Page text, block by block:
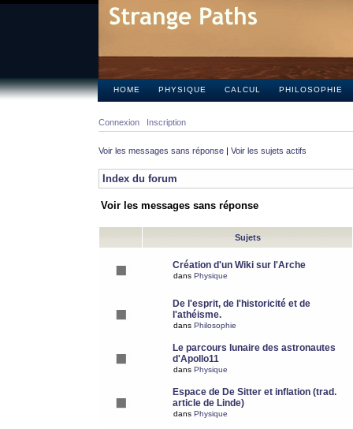
HOME PHYSIQUE CALCUL PHILOSOPHIE
Connexion Inscription
Voir les messages sans réponse | Voir les sujets actifs
Index du forum
Voir les messages sans réponse
Sujets
Création d'un Wiki sur l'Arche
dans Physique
De l'esprit, de l'historicité et de
l'athéisme.
dans Philosophie
Le parcours lunaire des astronautes
d'Apollo11
dans Physique
Espace de De Sitter et inflation (trad.
article de Linde)
dans Physique